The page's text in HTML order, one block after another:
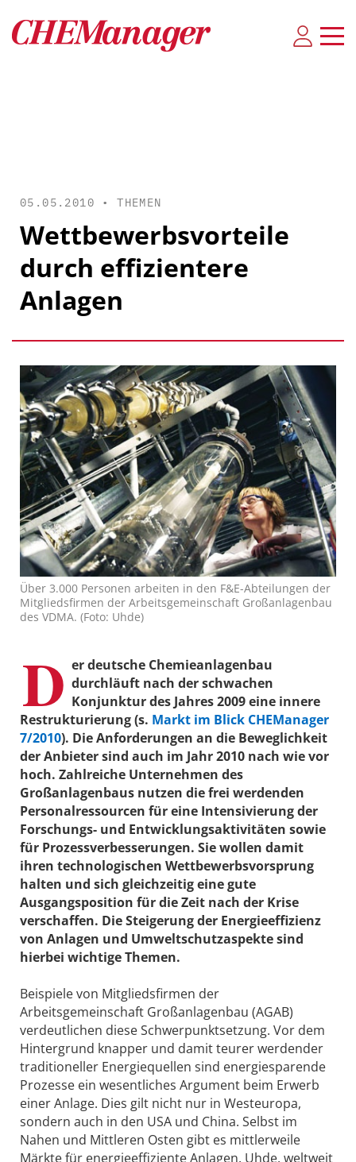
05.05.2010 •THEMEN
Wettbewerbsvorteile
durch effizientere
Anlagen
Über 3.000 Personen arbeiten in den F&E-Abteilungen der
Mitgliedsfirmen der Arbeitsgemeinschaft Großanlagenbau
des VDMA. (Foto: Uhde)
D er deutsche Chemieanlagenbau
durchläuft nach der schwachen
Konjunktur des Jahres 2009 eine innere
Restrukturierung (s. Markt im Blick CHEManager
7/2010). Die Anforderungen an die Beweglichkeit
der Anbieter sind auch im Jahr 2010 nach wie vor
hoch. Zahlreiche Unternehmen des
Großanlagenbaus nutzen die frei werdenden
Personalressourcen für eine Intensivierung der
Forschungs- und Entwicklungsaktivitäten sowie
für Prozessverbesserungen. Sie wollen damit
ihren technologischen Wettbewerbsvorsprung
halten und sich gleichzeitig eine gute
Ausgangsposition für die Zeit nach der Krise
verschaffen. Die Steigerung der Energieeffizienz
von Anlagen und Umweltschutzaspekte sind
hierbei wichtige Themen.
Beispiele von Mitgliedsfirmen der
Arbeitsgemeinschaft Großanlagenbau (AGAB)
verdeutlichen diese Schwerpunktsetzung. Vor dem
Hintergrund knapper und damit teurer werdender
traditioneller Energiequellen sind energiesparende
Prozesse ein wesentliches Argument beim Erwerb
einer Anlage. Dies gilt nicht nur in Westeuropa,
sondern auch in den USA und China. Selbst im
Nahen und Mittleren Osten gibt es mittlerweile
Märkte für energieeffiziente Anlagen. Uhde, weltweit